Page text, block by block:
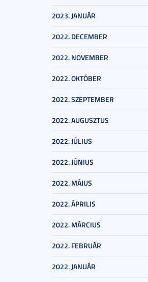
2023. JANUÁR
2022. DECEMBER
2022. NOVEMBER
2022. OKTÓBER
2022. SZEPTEMBER
2022. AUGUSZTUS
2022. JÚLIUS
2022. JÚNIUS
2022. MÁJUS
2022. ÁPRILIS
2022. MÁRCIUS
2022. FEBRUÁR
2022. JANUÁR